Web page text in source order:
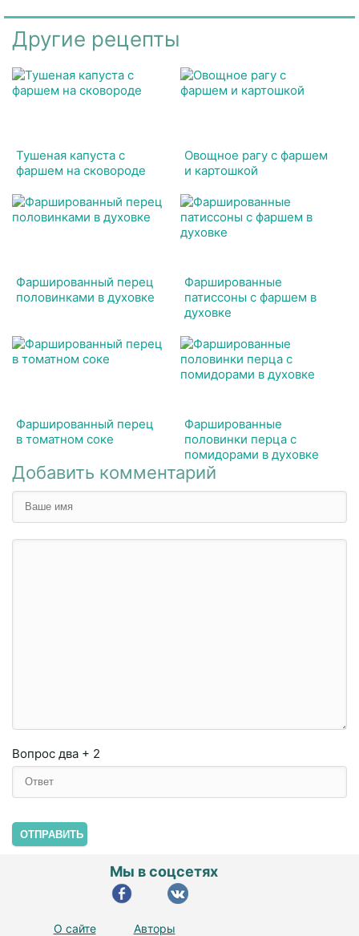
Другие рецепты
Тушеная капуста с
фаршем на сковороде
Овощное рагу с фаршем
и картошкой
Фаршированный перец
половинками в духовке
Фаршированные
патиссоны с фаршем в
духовке
Фаршированный перец
в томатном соке
Фаршированные
половинки перца с
помидорами в духовке
Добавить комментарий
Вопрос два + 2
ОТПРАВИТЬ
О сайте Авторы
Мы в соцсетях